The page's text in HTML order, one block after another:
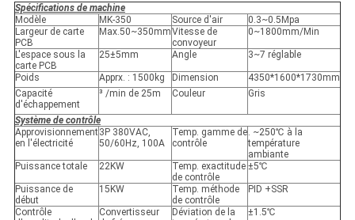
Spécifications de machine
Modèle
MK-350 Source d'air
0.3~0.5Mpa
Largeur de carte
PCB
Max.50~350mmVitesse de
convoyeur
0~1800mm/Min
L'espace sous la
carte PCB
25±5mm Angle 3~7 réglable
Poids Apprx. : 1500kg Dimension
4350*1600*1730mm
Capacité
d'échappement
³ /min de 25m Couleur Gris
Système de contrôle
Approvisionnement
en l'électricité
3P 380VAC,
50/60Hz, 100A
Temp. gamme de
contrôle
. ~250℃ à la
température
ambiante
Puissance totale
22KW
Temp. exactitude
de contrôle
±5℃
Puissance de
début
15KW
Temp. méthode
de contrôle
PID +SSR
Contrôle
Convertisseur
Déviation de la
±1.5℃